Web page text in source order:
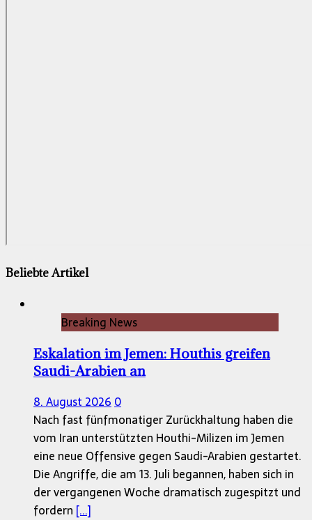
Beliebte Artikel
Breaking News
Eskalation im Jemen: Houthis greifen
Saudi-Arabien an
8. August 2026 0
Nach fast fünfmonatiger Zurückhaltung haben die
vom Iran unterstützten Houthi-Milizen im Jemen
eine neue Offensive gegen Saudi-Arabien gestartet.
Die Angriffe, die am 13. Juli begannen, haben sich in
der vergangenen Woche dramatisch zugespitzt und
fordern [...]